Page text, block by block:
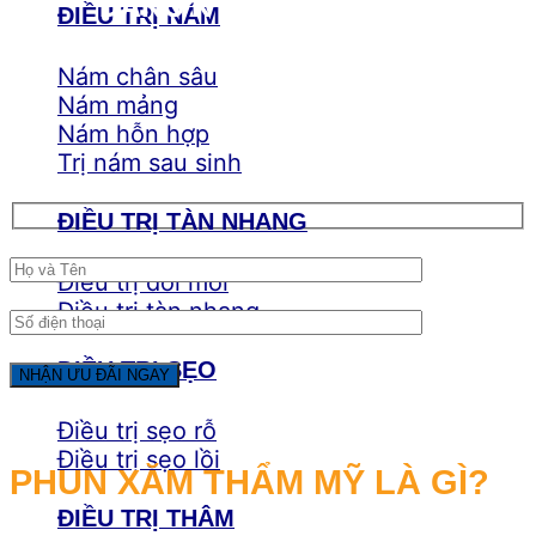
ĐIỀU TRỊ NÁM
Nám chân sâu
Nám mảng
Nám hỗn hợp
Trị nám sau sinh
ĐIỀU TRỊ TÀN NHANG
Điều trị đồi mồi
Điều trị tàn nhang
ĐIỀU TRỊ SẸO
Điều trị sẹo rỗ
Điều trị sẹo lồi
ĐIỀU TRỊ THÂM
PHUN XĂM THẨM MỸ LÀ GÌ?